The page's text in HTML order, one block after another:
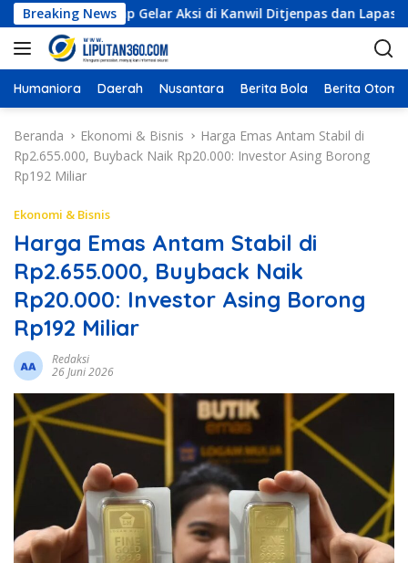
a
g
u
Breaking News
Siap Gelar Aksi di Kanwil Ditjenpas dan Lapas Kelas IIA
Humaniora Daerah Nusantara Berita Bola Berita
Beranda Ekonomi & Bisnis
Harga Emas Antam Stabil di
Rp2.655.000, Buyback Naik Rp20.000: Investor Asing Borong
Rp192 Miliar
Ekonomi & Bisnis
Harga Emas Antam Stabil di
Rp2.655.000, Buyback Naik
Rp20.000: Investor Asing Borong
Rp192 Miliar
Redaksi
26 Juni 2026